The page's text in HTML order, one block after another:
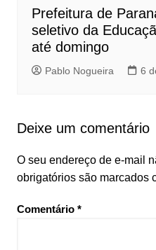
Prefeitura de
seletivo da
até domingo
Pablo Nogueira 6
Deixe um comentário
O seu endereço de e-mail
obrigatórios são marcados
Comentário *